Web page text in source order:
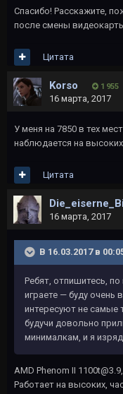
Спасибо! Расскажите,
после смены
Цитата
Korso 1 955
16 марта, 2017
У меня на 7850 в тех
наблюдается на
Цитата
16 марта, 2017
В 16.03.2017 в
Ребят, отпишитесь,
играете — буду очень
интересуют не
будучи довольно
минималкам, и я
AMD Phenom II
Работает на высоких,